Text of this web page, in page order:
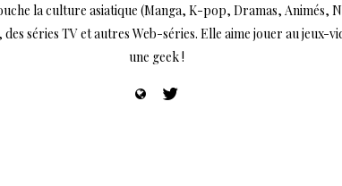
la culture asiatique (Manga, K-pop, Dramas,
séries TV et autres Web-séries. Elle aime jouer au
une geek !